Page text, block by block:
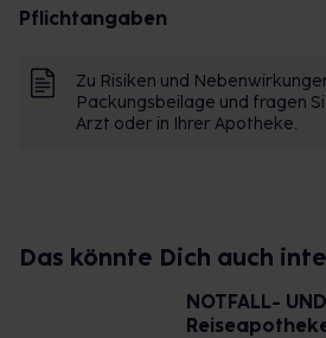
Pflichtangaben
Zu Risiken und
Packungsbeilage und fragen
Arzt oder in Ihrer Apotheke.
Das könnte Dich auch
NOTFALL- UND